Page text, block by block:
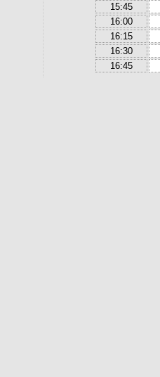
15:45
16:00
16:15
16:30
16:45